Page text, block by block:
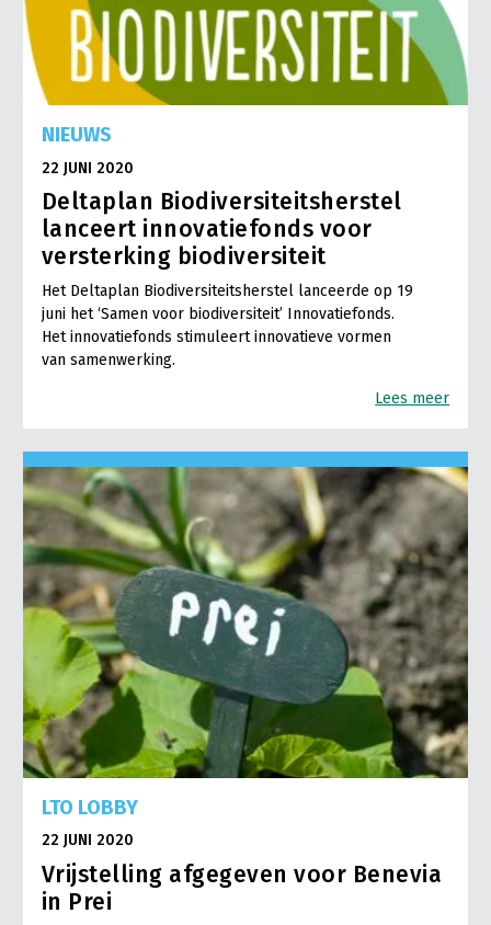
NIEUWS
22 JUNI 2020
Deltaplan Biodiversiteitsherstel
lanceert innovatiefonds voor
versterking biodiversiteit
Het Deltaplan Biodiversiteitsherstel lanceerde op 19
juni het ‘Samen voor biodiversiteit’ Innovatiefonds.
Het innovatiefonds stimuleert innovatieve vormen
van samenwerking.
Lees meer
LTO LOBBY
22 JUNI 2020
Vrijstelling afgegeven voor Benevia
in Prei